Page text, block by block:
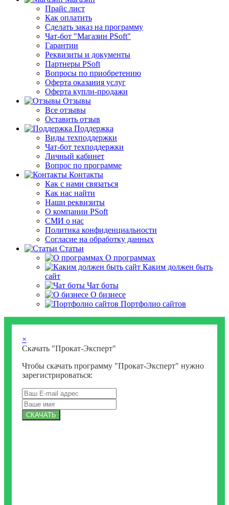
Прайс лист
Как оплатить
Сделать заказ на программу
Чат-бот "Магазин PSoft"
Гарантии
Реквизиты и документы
Партнеры PSoft
Вопросы по приобретению
Оферта оказания услуг
Оферта купли-продажи
Отзывы
Все отзывы
Оставить отзыв
Поддержка
Виды техподдержки
Чат-бот техподдержки
Личный кабинет
Вопрос по программе
Контакты
Как с нами связаться
Как нас найти
Наши реквизиты
О компании PSoft
СМИ о нас
Политика конфиденциальности
Согласие на обработку данных
Статьи
О программах
Каким должен быть
сайт
Чат боты
О бизнесе
Портфолио сайтов
×
Скачать "Прокат-Эксперт"
Чтобы скачать программу "Прокат-Эксперт" нужно
зарегистрироваться:
СКАЧАТЬ